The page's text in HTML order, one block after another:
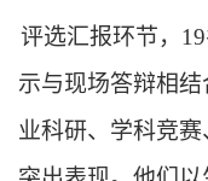
评选汇报环节，
示与现场答辩相
业科研、学科竞